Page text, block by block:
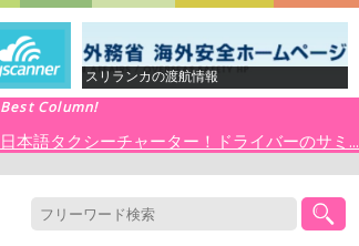
スリランカの渡航情報
Best Column!
日本語タクシーチャーター！ドライバーのサミ...